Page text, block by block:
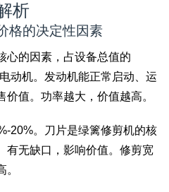
析
格的决定性因素
心的因素，占设备总值的
动机。发动机能正常启动、运
值。功率越大，价值越高。
20%。刀片是绿篱修剪机的核
有无缺口，影响价值。修剪宽